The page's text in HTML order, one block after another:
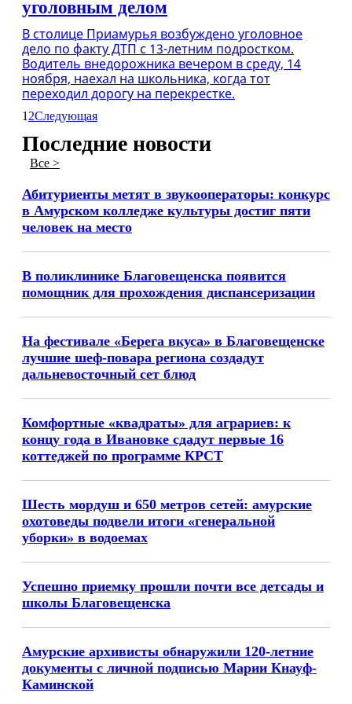
уголовным делом
В столице Приамурья возбуждено уголовное
дело по факту ДТП с 13-летним подростком.
Водитель внедорожника вечером в среду, 14
ноября, наехал на школьника, когда тот
переходил дорогу на перекрестке.
1 2Следующая
Последние новости
Все >
Абитуриенты метят в звукооператоры: конкурс
в Амурском колледже культуры достиг пяти
человек на место
В поликлинике Благовещенска появится
помощник для прохождения диспансеризации
На фестивале «Берега вкуса» в Благовещенске
лучшие шеф-повара региона создадут
дальневосточный сет блюд
Комфортные «квадраты» для аграриев: к
концу года в Ивановке сдадут первые 16
коттеджей по программе КРСТ
Шесть мордуш и 650 метров сетей: амурские
охотоведы подвели итоги «генеральной
уборки» в водоемах
Успешно приемку прошли почти все детсады и
школы Благовещенска
Амурские архивисты обнаружили 120-летние
документы с личной подписью Марии Кнауф-
Каминской